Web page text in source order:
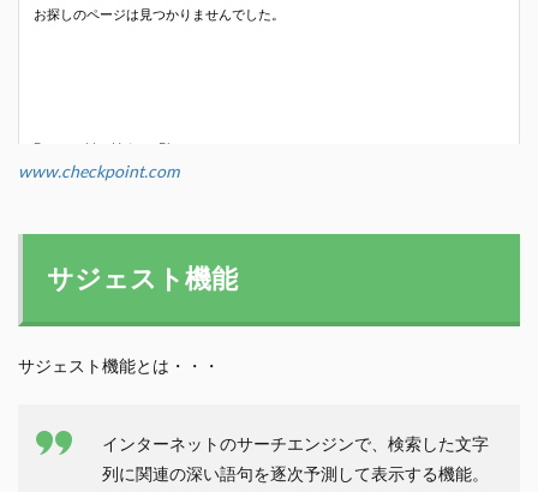
www.checkpoint.com
サジェスト機能
サジェスト機能とは・・・
インターネットのサーチエンジンで、検索した文字
列に関連の深い語句を逐次予測して表示する機能。